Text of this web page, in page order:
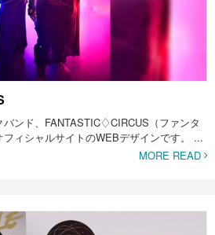
ンド、FANTASTIC♢CIRCUS（ファンタ
ィシャルサイトのWEBデザインです。 ...
MORE READ